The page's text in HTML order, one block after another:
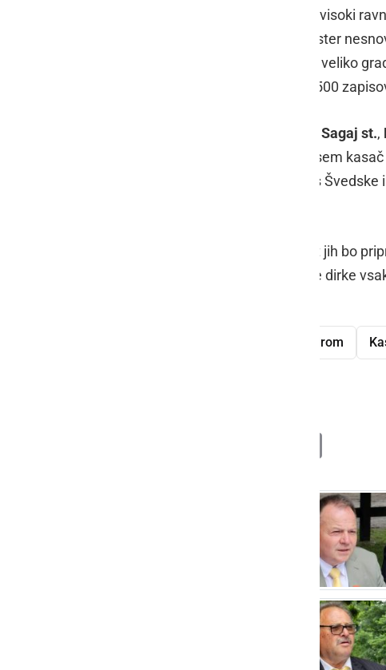
poskrbel, da je ta šport še vedno na visoki
bili veseli novice ob vpisu reje v register
oddali z obsežnim opisom saj imajo veliko
muzej na svetu, je ohranjenih čez 6500
Jože Sagaj st.,
kasačev. Pri Slanovih je znan predvsem
rekordov, ki se je pred kratkim vrnil s
Letos je na sporedu 19 dirk, kar šest jih bo
velikonočni ponedeljek, sledijo pa še dirke
hipodrom
PrintFriendly